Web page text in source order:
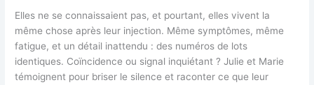
Elles ne se connaissaient pas, et pourtant, elles vivent la
même chose après leur injection. Même symptômes, même
fatigue, et un détail inattendu : des numéros de lots
identiques. Coïncidence ou signal inquiétant ? Julie et Marie
témoignent pour briser le silence et raconter ce que leur